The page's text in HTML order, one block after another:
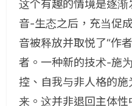
这个有趣的情境是逐
音-生态之后，充当促
音被释放并取悦了“作
者。一种新的技术-施
控、自我与非人格的
来。这并非退回主体